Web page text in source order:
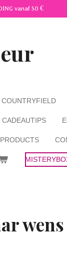
vanaf 50 €
COUNTRYFIELD
wens